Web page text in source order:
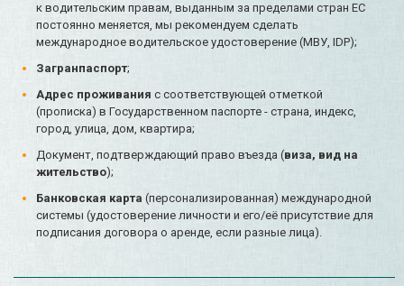
к водительским правам, выданным за пределами стран ЕС
постоянно меняется, мы рекомендуем сделать
международное водительское удостоверение (МВУ, IDP);
Загранпаспорт;
Адрес проживания с соответствующей отметкой
(прописка) в Государственном паспорте - страна, индекс,
город, улица, дом, квартира;
Документ, подтверждающий право въезда (виза, вид на
жительство);
Банковская карта (персонализированная) международной
системы (удостоверение личности и его/её присутствие для
подписания договора о аренде, если разные лица).